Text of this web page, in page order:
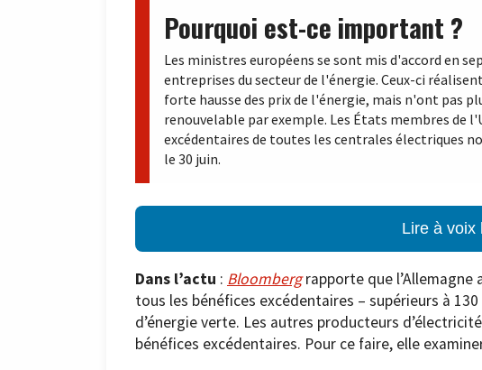
Pourquoi est-ce important ?
Les ministres européens se sont mis d'accord en
entreprises du secteur de l'énergie. Ceux-ci
forte hausse des prix de l'énergie, mais n'ont pas
renouvelable par exemple. Les États membres de
excédentaires de toutes les centrales électriques
le 30 juin.
Lire à voix
Dans l’actu : Bloombergrapporte que l’Allemagne
tous les bénéfices excédentaires – supérieurs à
d’énergie verte. Les autres producteurs
bénéfices excédentaires. Pour ce faire, elle